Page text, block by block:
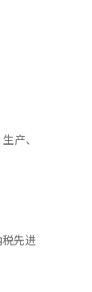
产、
先进